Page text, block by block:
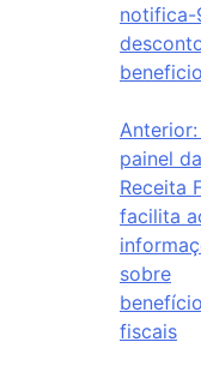
notifica-
Anterior:
painel da
Receita
facilita
sobre
fiscais